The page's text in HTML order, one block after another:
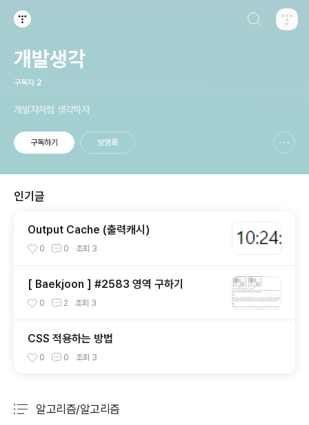
개발생각
구독자 2
개발자처럼 생각하자
구독하기 방명록
인기글
Output Cache (출력캐시)
0 0 조회 3
[ Baekjoon ] #2583 영역 구하기
0 2 조회 3
CSS 적용하는 방법
0 0 조회 3
알고리즘/알고리즘